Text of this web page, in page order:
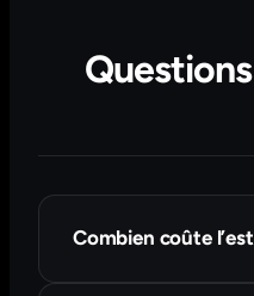
Combien coûte